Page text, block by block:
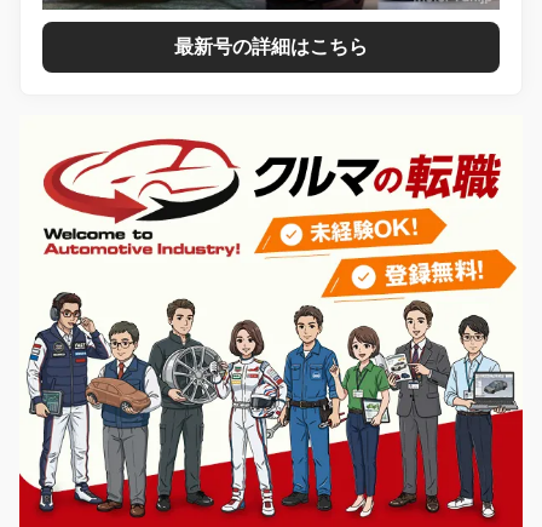
最新号の詳細はこちら